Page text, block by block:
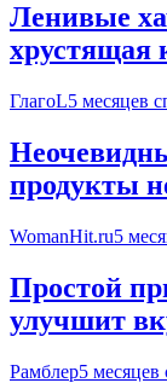
Ленивые
хрустящая
ГлагоL5 месяцев
продукты
WomanHit.ru5
Простой
улучшит
Рамблер5 месяцев